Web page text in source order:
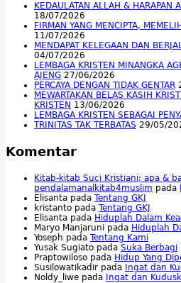
KEDAULATAN ALLAH & HARAPAN
18/07/2026
FIRMAN YANG MENCIPTA,
11/07/2026
MENDAPAT KELEGAAN DAN
04/07/2026
LEMBAGA KRISTEN MINANGKA
AJENG 27/06/2026
PERCAYA DENGAN TIDAK GENTAR
MEWARTAKAN BELAS KASIH
KRISTEN 13/06/2026
LEMBAGA KRISTEN SEBAGAI
TRINITAS TAK TERBATAS 29/05/
Komentar
Kitab-kitab Suci Kristiani; apa &
pendalamanalkitab4muslim pada
Elisanta pada Tentang GKJ
kristanto pada Tentang GKJ
Elisanta pada Hiduplah Dalam
Maryo Manjaruni pada Hiduplah
Yoseph pada Tentang Kami
Yusak Sugiato pada Suka Berbagi
Praptowiloso pada Hidup Yang
Susilowatikadir pada Ingat dan
Noldy_liwe pada Ingat dan